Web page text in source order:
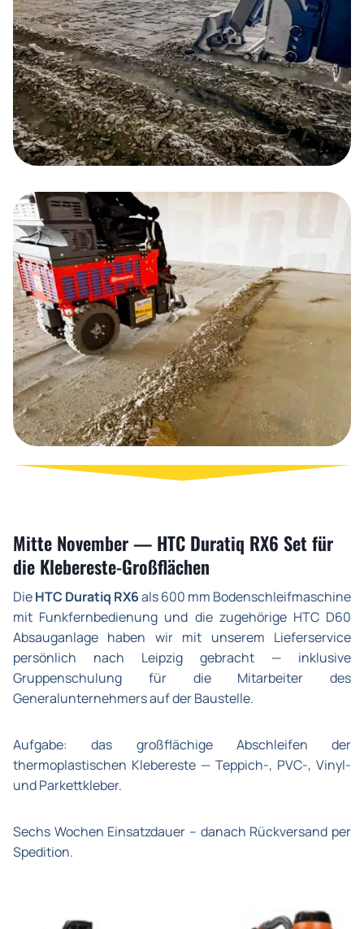
Mitte November — HTC Duratiq RX6 Set für
die Klebereste-Großflächen
DieHTC Duratiq RX6als 600 mm Bodenschleifmaschine
mit Funkfernbedienung und die zugehörige HTC D60
Absauganlage haben wir mit unserem Lieferservice
persönlich nach Leipzig gebracht — inklusive
Gruppenschulung für die Mitarbeiter des
Generalunternehmers auf der Baustelle.
Aufgabe: das großflächige Abschleifen der
thermoplastischen Klebereste — Teppich-, PVC-, Vinyl-
und Parkettkleber.
Sechs Wochen Einsatzdauer – danach Rückversand per
Spedition.